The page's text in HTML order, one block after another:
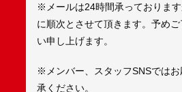
※メールは24時間承っておりま
に順次とさせて頂きます。予め
い申し上げます。
※メンバー、スタッフSNSでは
承ください。